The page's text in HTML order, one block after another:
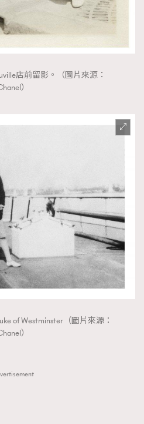
店前留影。（圖片來源：
）
of Westminster（圖片來源：
）